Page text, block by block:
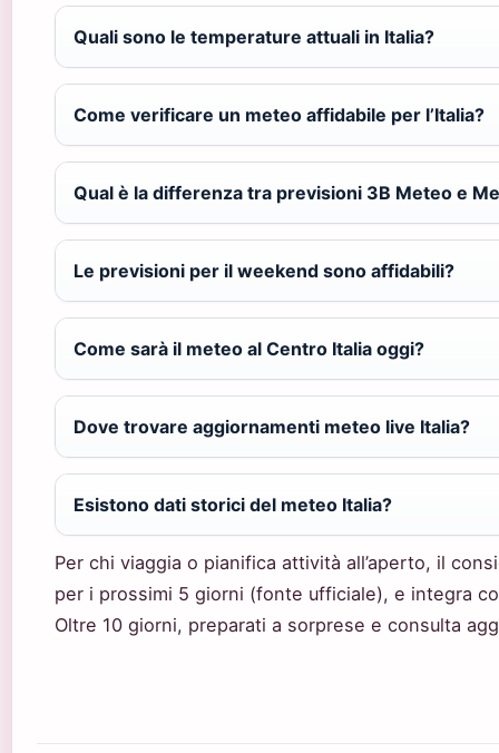
Quali sono le temperature attuali in Italia?
Come verificare un meteo affidabile per l’Italia?
Qual è la differenza tra previsioni 3B Meteo e
Le previsioni per il weekend sono affidabili?
Come sarà il meteo al Centro Italia oggi?
Dove trovare aggiornamenti meteo live Italia?
Esistono dati storici del meteo Italia?
Per chi viaggia o pianifica attività all’aperto, il
per i prossimi 5 giorni (fonte ufficiale), e integra
Oltre 10 giorni, preparati a sorprese e consulta